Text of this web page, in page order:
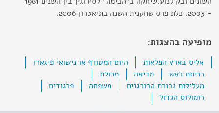
- 2003. כלת פרס שחקנית השנה בתיאטרון 2006.
מופיעה בהצגות:
אליס בארץ הפלאות
היום המטורף או נישואי פיגארו
כריתת ראש
מדיאה
מכולת
מעלילות גבורת הבורגנים
משפחה
פרגודים
רומולוס הגדול